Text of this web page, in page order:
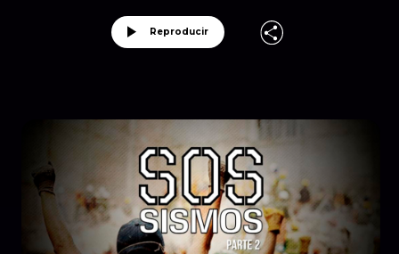
Reproducir